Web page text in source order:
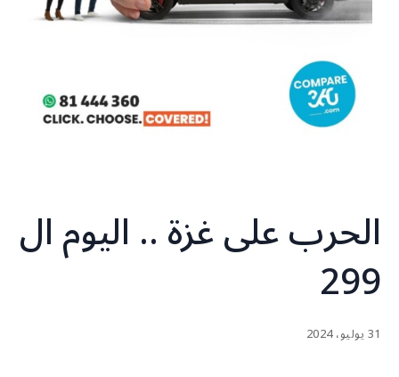
الحرب على غزة .. اليوم ال
299
31 يوليو، 2024